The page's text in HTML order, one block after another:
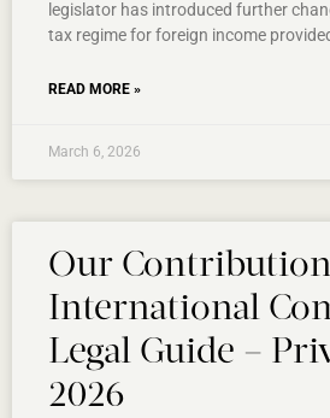
legislator has introduced further
tax regime for foreign income
READ MORE »
March 6, 2026
Our
International
Legal Guide –
2026